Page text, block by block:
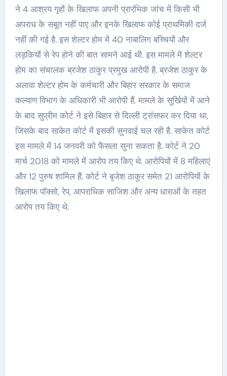
ने 4 आश्रय गृहों के खिलाफ अपनी प्रारंभिक जांच में किसी भी
अपराध के सबूत नहीं पाए और इनके खिलाफ कोई प्राथमिकी दर्ज
नहीं की गई है. इस शेल्टर होम में 40 नाबालिग बच्चियों और
लड़कियों से रेप होने की बात सामने आई थी. इस मामले में शेल्टर
होम का संचालक ब्रजेश ठाकुर प्रमुख आरोपी है. ब्रजेश ठाकुर के
अलावा शेल्टर होम के कर्मचारी और बिहार सरकार के समाज
कल्याण विभाग के अधिकारी भी आरोपी हैं. मामले के सुर्खियों में आने
के बाद सुप्रीम कोर्ट ने इसे बिहार से दिल्ली ट्रांसफर कर दिया था,
जिसके बाद साकेत कोर्ट में इसकी सुनवाई चल रही है. साकेत कोर्ट
इस मामले में 14 जनवरी को फैसला सुना सकता है. कोर्ट ने 20
मार्च 2018 को मामले में आरोप तय किए थे. आरोपियों में 8 महिलाएं
और 12 पुरुष शामिल हैं. कोर्ट ने बृजेश ठाकुर समेत 21 आरोपियों के
खिलाफ पॉक्सो, रेप, आपराधिक साजिश और अन्य धाराओं के तहत
आरोप तय किए थे.